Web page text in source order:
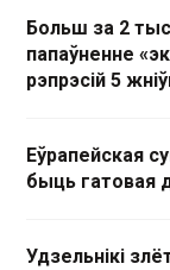
Больш за 2
папаўненне
рэпрэсій 5
Еўрапейская
быць гатовая
Удзельнікі